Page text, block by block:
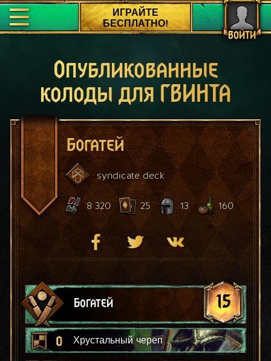
ВОЙТИ
ИГРАЙТЕ
БЕСПЛАТНО!
Опубликованные
колоды для ГВИНТА
Богатей
syndicate deck
8 320 25 13 160
Богатей 15
0 Хрустальный череп